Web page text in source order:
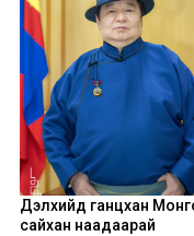
Дэлхийд ганцхан
сайхан наадаарай